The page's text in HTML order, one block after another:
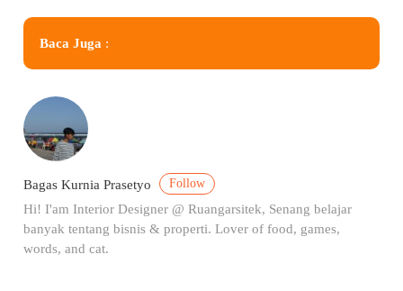
Baca Juga :
Bagas Kurnia Prasetyo Follow
Hi! I'am Interior Designer @ Ruangarsitek, Senang belajar
banyak tentang bisnis & properti. Lover of food, games,
words, and cat.